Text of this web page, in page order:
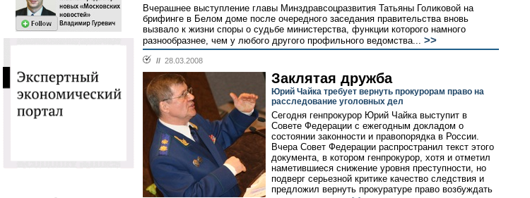
Вчерашнее выступление главы Минздравсоцразвития Татьяны Голиковой на
брифинге в Белом доме после очередного заседания правительства вновь
вызвало к жизни споры о судьбе министерства, функции которого намного
разнообразнее, чем у любого другого профильного ведомства... >>
// 28.03.2008
Заклятая дружба
Юрий Чайка требует вернуть прокурорам право на
расследование уголовных дел
Сегодня генпрокурор Юрий Чайка выступит в
Совете Федерации с ежегодным докладом о
состоянии законности и правопорядка в России.
Вчера Совет Федерации распространил текст этого
документа, в котором генпрокурор, хотя и отметил
наметившиеся снижение уровня преступности, но
подверг серьезной критике качество следствия и
предложил вернуть прокуратуре право возбуждать